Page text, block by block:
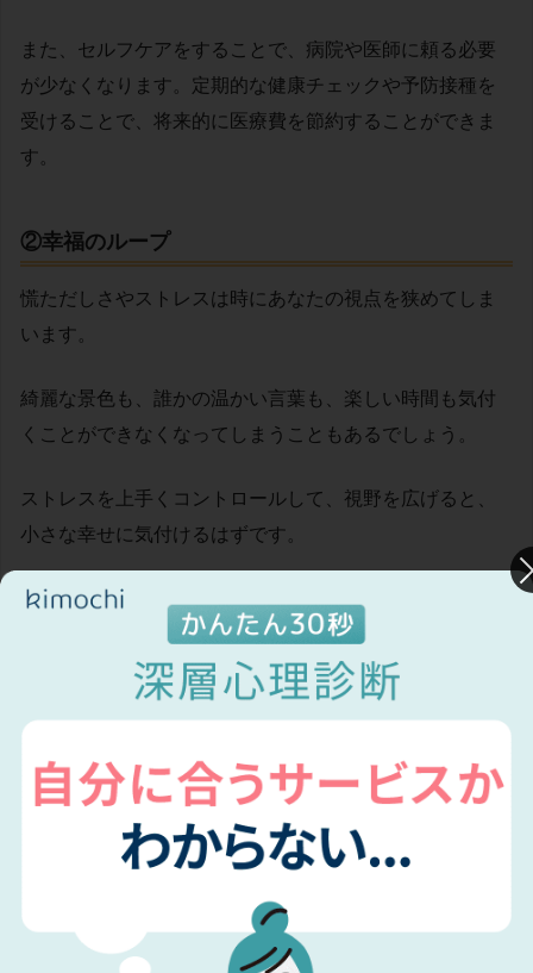
また、セルフケアをすることで、病院や医師に頼る必要
が少なくなります。定期的な健康チェックや予防接種を
受けることで、将来的に医療費を節約することができま
す。
②幸福のループ
慌ただしさやストレスは時にあなたの視点を狭めてしま
います。
綺麗な景色も、誰かの温かい言葉も、楽しい時間も気付
くことができなくなってしまうこともあるでしょう。
ストレスを上手くコントロールして、視野を広げると、
小さな幸せに気付けるはずです。
そしてその幸せはきっと連鎖するでしょう。
の導入は、気付きの機会を減らさないためにも大切なこ
③また頑張るための活力
好きな人と好きなものを食べ、好きな場所へ行ったとき
や、好きなことをしたときなど最高に幸せな時間を過ご
セルフケアの時間は、また次から頑張るための活力をチ